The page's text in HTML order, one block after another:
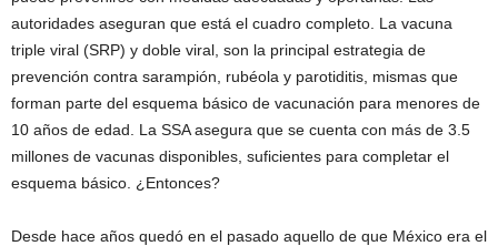
autoridades aseguran que está el cuadro completo. La vacuna
triple viral (SRP) y doble viral, son la principal estrategia de
prevención contra sarampión, rubéola y parotiditis, mismas que
forman parte del esquema básico de vacunación para menores de
10 años de edad. La SSA asegura que se cuenta con más de 3.5
millones de vacunas disponibles, suficientes para completar el
esquema básico. ¿Entonces?
Desde hace años quedó en el pasado aquello de que México era el